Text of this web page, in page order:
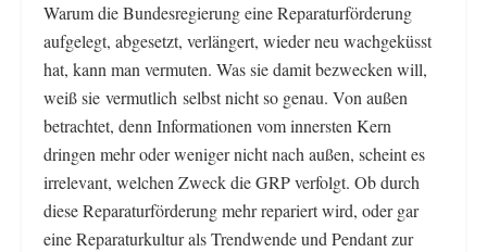
Warum die Bundesregierung eine Reparaturförderung
aufgelegt, abgesetzt, verlängert, wieder neu wachgeküsst
hat, kann man vermuten. Was sie damit bezwecken will,
weiß sie vermutlich selbst nicht so genau. Von außen
betrachtet, denn Informationen vom innersten Kern
dringen mehr oder weniger nicht nach außen, scheint es
irrelevant, welchen Zweck die GRP verfolgt. Ob durch
diese Reparaturförderung mehr repariert wird, oder gar
eine Reparaturkultur als Trendwende und Pendant zur